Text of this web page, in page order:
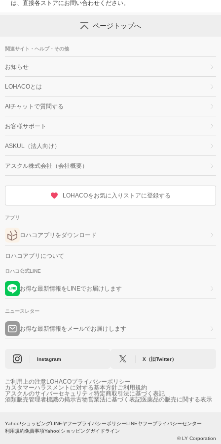
は、直接各ストアにお問い合わせください。
ページトップへ
関連サイト・ヘルプ・その他
お知らせ
LOHACOとは
AIチャットで質問する
お客様サポート
ASKUL（法人向け）
アスクル株式会社（会社概要）
LOHACOをお気に入りストアに登録する
アプリ
ロハコアプリをダウンロード
ロハコアプリについて
ロハコ公式LINE
お得な最新情報をLINEでお届けします
ニュースレター
お得な最新情報をメールでお届けします
Instagram X（旧Twitter）
ご利用上の注意LOHACOプライバシーポリシー
カスタマーハラスメントに対する基本方針ご利用規約
アスクルのサイバーセキュリティ特定商取引法に基づく表記
酒類販売管理者標識の掲示古物営業法に基づく表記医薬品の販売に関する表示
Yahoo!ショッピングLINEヤフープライバシーポリシーLINEヤフープライバシーセンター
利用規約免責事項Yahoo!ショッピングガイドライン
© LY Corporation